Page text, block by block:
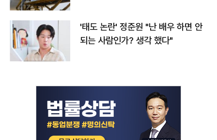
'태도 논란' 정준원 "난 배우 하면 안
되는 사람인가? 생각 했다"